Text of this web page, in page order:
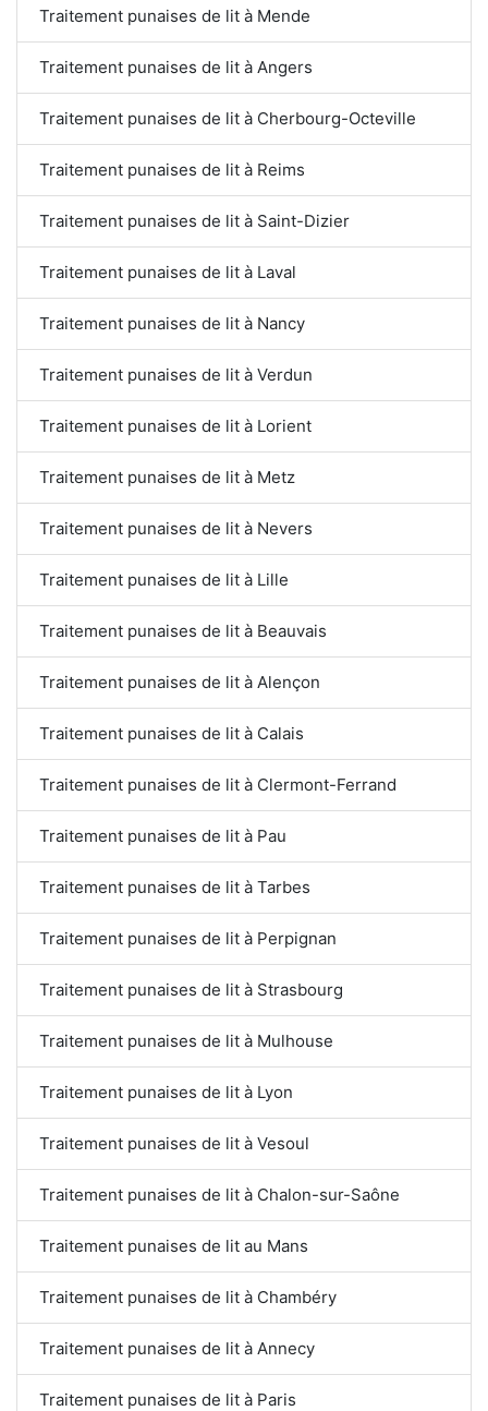
Traitement punaises de lit à Mende
Traitement punaises de lit à Angers
Traitement punaises de lit à Cherbourg-Octeville
Traitement punaises de lit à Reims
Traitement punaises de lit à Saint-Dizier
Traitement punaises de lit à Laval
Traitement punaises de lit à Nancy
Traitement punaises de lit à Verdun
Traitement punaises de lit à Lorient
Traitement punaises de lit à Metz
Traitement punaises de lit à Nevers
Traitement punaises de lit à Lille
Traitement punaises de lit à Beauvais
Traitement punaises de lit à Alençon
Traitement punaises de lit à Calais
Traitement punaises de lit à Clermont-Ferrand
Traitement punaises de lit à Pau
Traitement punaises de lit à Tarbes
Traitement punaises de lit à Perpignan
Traitement punaises de lit à Strasbourg
Traitement punaises de lit à Mulhouse
Traitement punaises de lit à Lyon
Traitement punaises de lit à Vesoul
Traitement punaises de lit à Chalon-sur-Saône
Traitement punaises de lit au Mans
Traitement punaises de lit à Chambéry
Traitement punaises de lit à Annecy
Traitement punaises de lit à Paris